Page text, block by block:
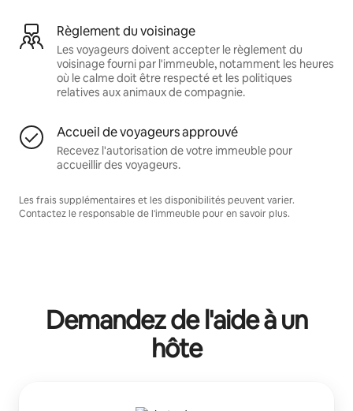
Règlement du voisinage
Les voyageurs doivent accepter le règlement du
voisinage fourni par l'immeuble, notamment les heures
où le calme doit être respecté et les politiques
relatives aux animaux de compagnie.
Accueil de voyageurs approuvé
Recevez l'autorisation de votre immeuble pour
accueillir des voyageurs.
Les frais supplémentaires et les disponibilités peuvent varier.
Contactez le responsable de l'immeuble pour en savoir plus.
Demandez de l'aide à un
hôte